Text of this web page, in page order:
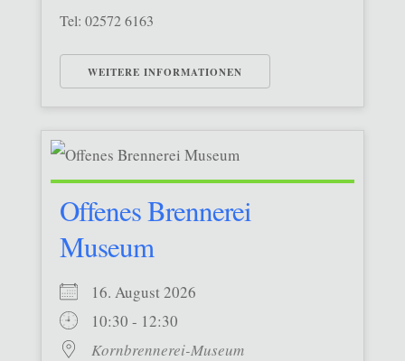
Tel: 02572 6163
WEITERE INFORMATIONEN
Offenes Brennerei
Museum
16. August 2026
10:30 - 12:30
Kornbrennerei-Museum